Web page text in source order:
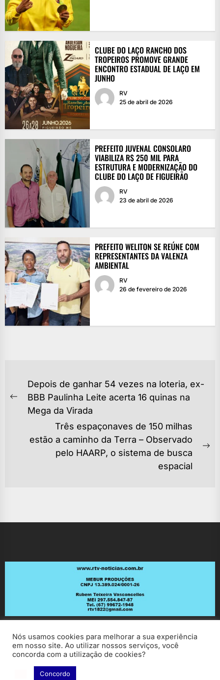
CLUBE DO LAÇO RANCHO DOS
TROPEIROS PROMOVE GRANDE
ENCONTRO ESTADUAL DE LAÇO EM
JUNHO
RV
25 de abril de 2026
PREFEITO JUVENAL CONSOLARO
VIABILIZA R$ 250 MIL PARA
ESTRUTURA E MODERNIZAÇÃO DO
CLUBE DO LAÇO DE FIGUEIRÃO
RV
23 de abril de 2026
PREFEITO WELITON SE REÚNE COM
REPRESENTANTES DA VALENZA
AMBIENTAL
RV
26 de fevereiro de 2026
NAVEGAÇÃO
DE
POST
Previous
post:
Depois de ganhar 54 vezes na loteria, ex-
BBB Paulinha Leite acerta 16 quinas na
Mega da Virada
Três espaçonaves de 150 milhas
estão a caminho da Terra – Observado
pelo HAARP, o sistema de busca
espacial
Copyright © 2026RV Notícias.
Nós usamos cookies para melhorar a sua experiência
em nosso site. Ao utilizar nossos serviços, você
concorda com a utilização de cookies?
Concordo